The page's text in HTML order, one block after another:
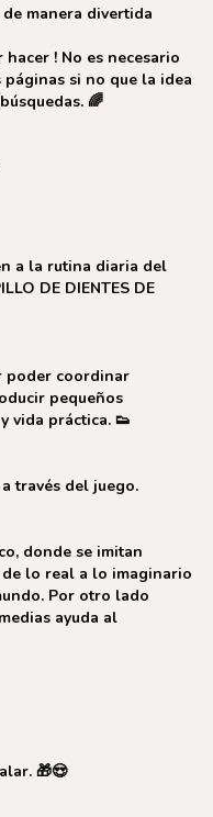
manera divertida
! No es necesario
si no que la idea
🌈
a la rutina diaria del
DE DIENTES DE
poder coordinar
pequeños
vida práctica. 👟
través del juego.
donde se imitan
lo real a lo imaginario
Por otro lado
ayuda al
🎁😍